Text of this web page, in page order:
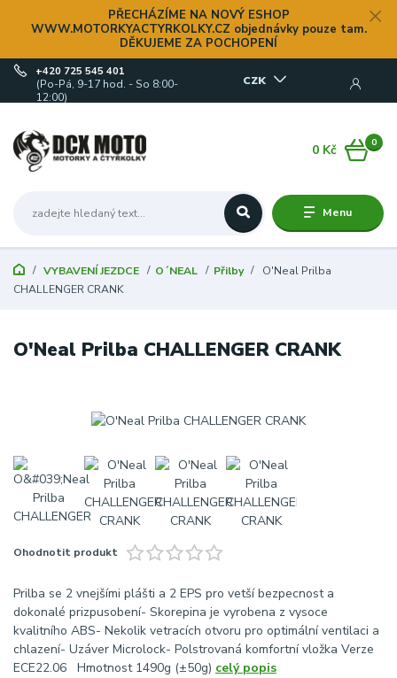
PŘECHÁZÍME NA NOVÝ ESHOP
WWW.MOTORKYACTYRKOLKY.CZ objednávky pouze tam.
DĚKUJEME ZA POCHOPENÍ
Menu
CZK
+420 725 545 401
(Po-Pá, 9-17 hod. - So 8:00-
12:00)
0
0 Kč
VYBAVENÍ JEZDCE O´NEAL Přilby
O'Neal Prilba
CHALLENGER CRANK
O'Neal Prilba CHALLENGER CRANK
Ohodnotit produkt
Prilba se 2 vnejšími plášti a 2 EPS pro vetší bezpecnost a
dokonalé prizpusobení- Skorepina je vyrobena z vysoce
kvalitního ABS- Nekolik vetracích otvoru pro optimální ventilaci a
chlazení- Uzáver Microlock- Polstrovaná komfortní vložka Verze
ECE22.06 Hmotnost 1490g (±50g) celý popis